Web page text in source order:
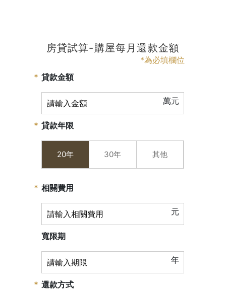
房貸試算-購屋每月還款金額
*為必填欄位
貸款金額
萬元
貸款年限
20年 30年 其他
相關費用
元
寬限期
年
還款方式